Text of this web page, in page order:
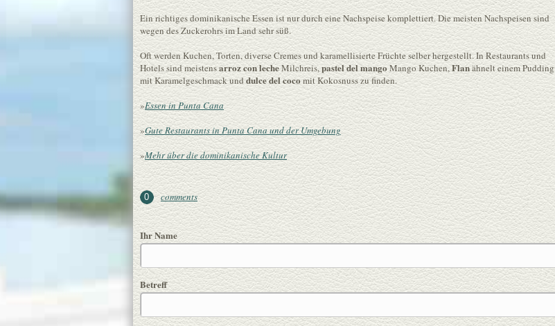
Ein richtiges dominikanische Essen ist nur durch eine Nachspeise komplettiert. Die meisten Nachspeisen sind
wegen des Zuckerohrs im Land sehr süß.
Oft werden Kuchen, Torten, diverse Cremes und karamellisierte Früchte selber hergestellt. In Restaurants und
Hotels sind meistensarroz con lecheMilchreis,pastel del mangoMango Kuchen,Flanähnelt einem Pudding
mit Karamelgeschmack unddulce del cocomit Kokosnuss zu finden.
»Essen in Punta Cana
»Gute Restaurants in Punta Cana und der Umgebung
»Mehr über die dominikanische Kultur
0 comments
Ihr Name
Betreff